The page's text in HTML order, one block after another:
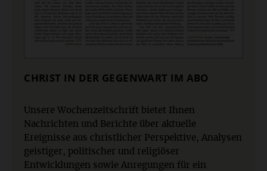
CHRIST IN DER GEGENWART IM ABO
Unsere Wochenzeitschrift bietet Ihnen
Nachrichten und Berichte über aktuelle
Ereignisse aus christlicher Perspektive, Analysen
geistiger, politischer und religiöser
Entwicklungen sowie Anregungen für ein